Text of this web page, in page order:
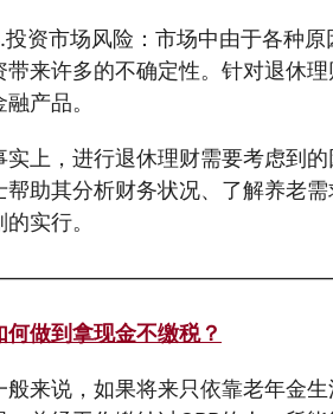
投资市场风险：市场中由于各种
带来许多的不确定性。针对退休
融产品。
实上，进行退休理财需要考虑到
帮助其分析财务状况、了解养老
的实行。
何做到拿现金不缴税？
般来说，如果将来只依靠老年金